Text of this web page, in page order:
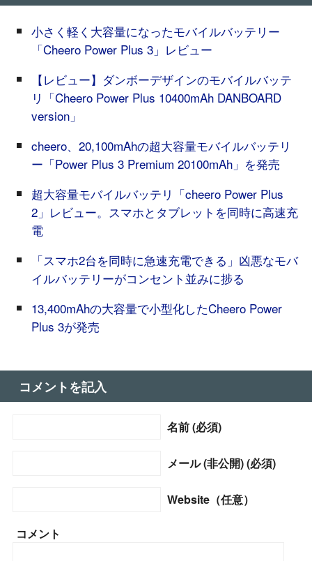
小さく軽く大容量になったモバイルバッテリー
「Cheero Power Plus 3」レビュー
【レビュー】ダンボーデザインのモバイルバッテ
リ「Cheero Power Plus 10400mAh DANBOARD
version」
cheero、20,100mAhの超大容量モバイルバッテリ
ー「Power Plus 3 Premium 20100mAh」を発売
超大容量モバイルバッテリ「cheero Power Plus
2」レビュー。スマホとタブレットを同時に高速充
電
「スマホ2台を同時に急速充電できる」凶悪なモバ
イルバッテリーがコンセント並みに捗る
13,400mAhの大容量で小型化したCheero Power
Plus 3が発売
コメントを記入
名前 (必須)
メール (非公開) (必須)
Website（任意）
コメント